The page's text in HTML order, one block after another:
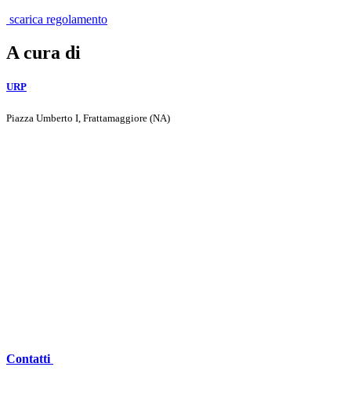
scarica regolamento
A cura di
URP
Piazza Umberto I, Frattamaggiore (NA)
Contatti